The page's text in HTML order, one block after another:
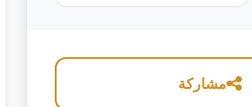
مشاركة